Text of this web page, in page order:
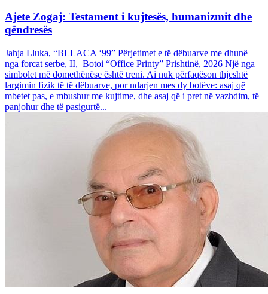
Ajete Zogaj: Testament i kujtesës, humanizmit dhe
qëndresës
Jahja Lluka, “BLLACA ‘99” Përjetimet e të dëbuarve me dhunë
nga forcat serbe, II, Botoi “Office Printy” Prishtinë, 2026 Një nga
simbolet më domethënëse është treni. Ai nuk përfaqëson thjeshtë
largimin fizik të të dëbuarve, por ndarjen mes dy botëve: asaj që
mbetet pas, e mbushur me kujtime, dhe asaj që i pret në vazhdim, të
panjohur dhe të pasigurtë...